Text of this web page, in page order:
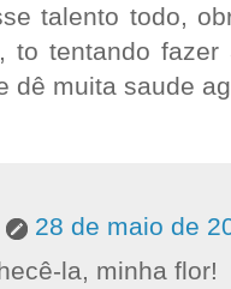
talento todo,
to tentando
dê muita saude
28 de maio de
la, minha flor!